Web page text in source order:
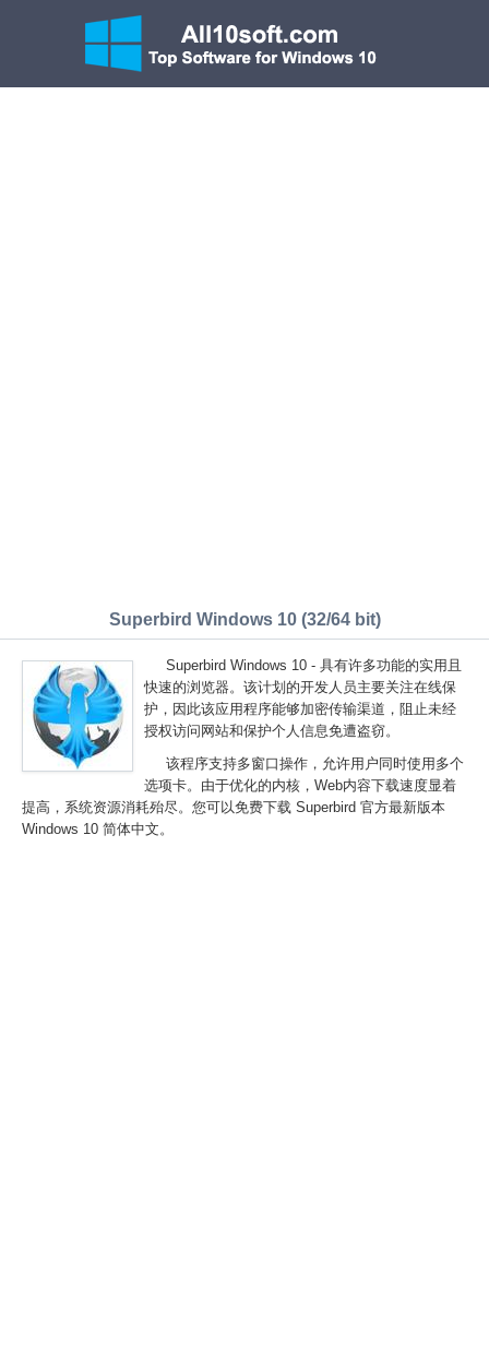
Superbird Windows 10 (32/64 bit)
Superbird Windows 10 - 具有许多功能的实用且
快速的浏览器。该计划的开发人员主要关注在线保
护，因此该应用程序能够加密传输渠道，阻止未经
授权访问网站和保护个人信息免遭盗窃。
该程序支持多窗口操作，允许用户同时使用多个
选项卡。由于优化的内核，Web内容下载速度显着
提高，系统资源消耗殆尽。您可以免费下载 Superbird 官方最新版本
Windows 10 简体中文。